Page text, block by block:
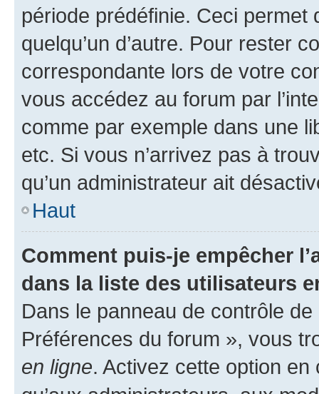
période prédéfinie. Ceci permet
quelqu’un d’autre. Pour rester
correspondante lors de votre
vous accédez au forum par
comme par exemple dans une
etc. Si vous n’arrivez pas à
qu’un administrateur ait
Haut
Comment puis-je empêcher
dans la liste des utilisateurs
Dans le panneau de contrôle
Préférences du forum », vous
en ligne. Activez cette option